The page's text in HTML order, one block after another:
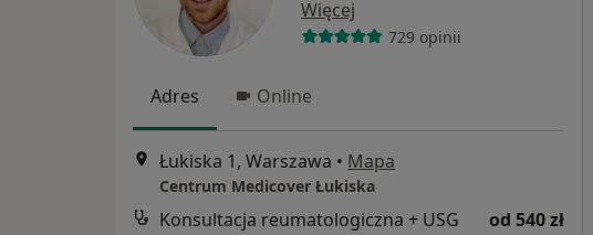
Więcej
729 opinii
Adres Online
Łukiska 1, Warszawa • Mapa
Centrum Medicover Łukiska
Konsultacja reumatologiczna + USG od 540 zł